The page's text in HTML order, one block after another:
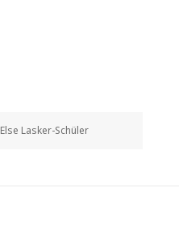
Etiquetas
Else Lasker-Schüler